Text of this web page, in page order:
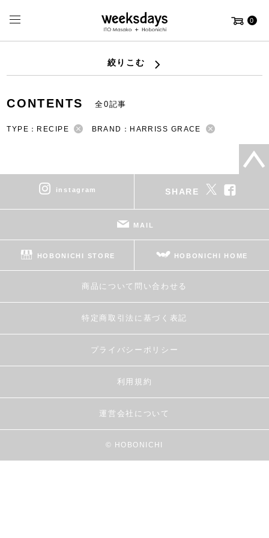
0
絞りこむ
CONTENTS 全0記事
TYPE：RECIPE BRAND：HARRISS GRACE
instagram SHARE
MAIL
HOBONICHI STORE HOBONICHI HOME
商品について問い合わせる
特定商取引法に基づく表記
プライバシーポリシー
利用規約
運営会社について
© HOBONICHI